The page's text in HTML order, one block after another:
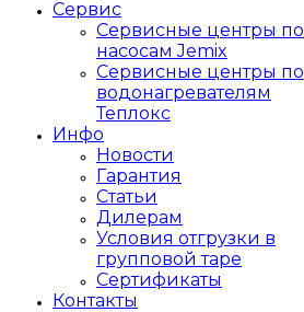
Сервис
Сервисные центры по
насосам Jemix
Сервисные центры по
водонагревателям
Теплокс
Инфо
Новости
Гарантия
Статьи
Дилерам
Условия отгрузки в
групповой таре
Сертификаты
Контакты